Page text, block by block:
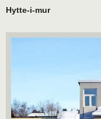
Hytte-i-mur